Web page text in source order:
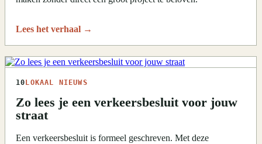
Lees het verhaal →
10 LOKAAL NIEUWS
Zo lees je een verkeersbesluit voor jouw
straat
Een verkeersbesluit is formeel geschreven. Met deze